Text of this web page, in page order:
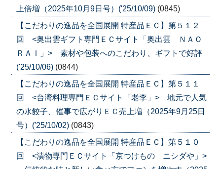
上倍増（2025年10月9日号）('25/10/09) (0845)
【こだわりの逸品を全国展開 特産品ＥＣ】第５１２
回 <奥出雲ギフト専門ＥＣサイト「奥出雲 ＮＡＯ
ＲＡＩ」> 素材や包装へのこだわり、ギフトで好評
('25/10/06) (0844)
【こだわりの逸品を全国展開 特産品ＥＣ】第５１１
回 <台湾料理専門ＥＣサイト「老李」> 地元で人気
の水餃子、催事で広がりＥＣ売上増（2025年9月25日
号）('25/10/02) (0843)
【こだわりの逸品を全国展開 特産品ＥＣ】第５１０
回 <漬物専門ＥＣサイト「京つけもの ニシダや」>